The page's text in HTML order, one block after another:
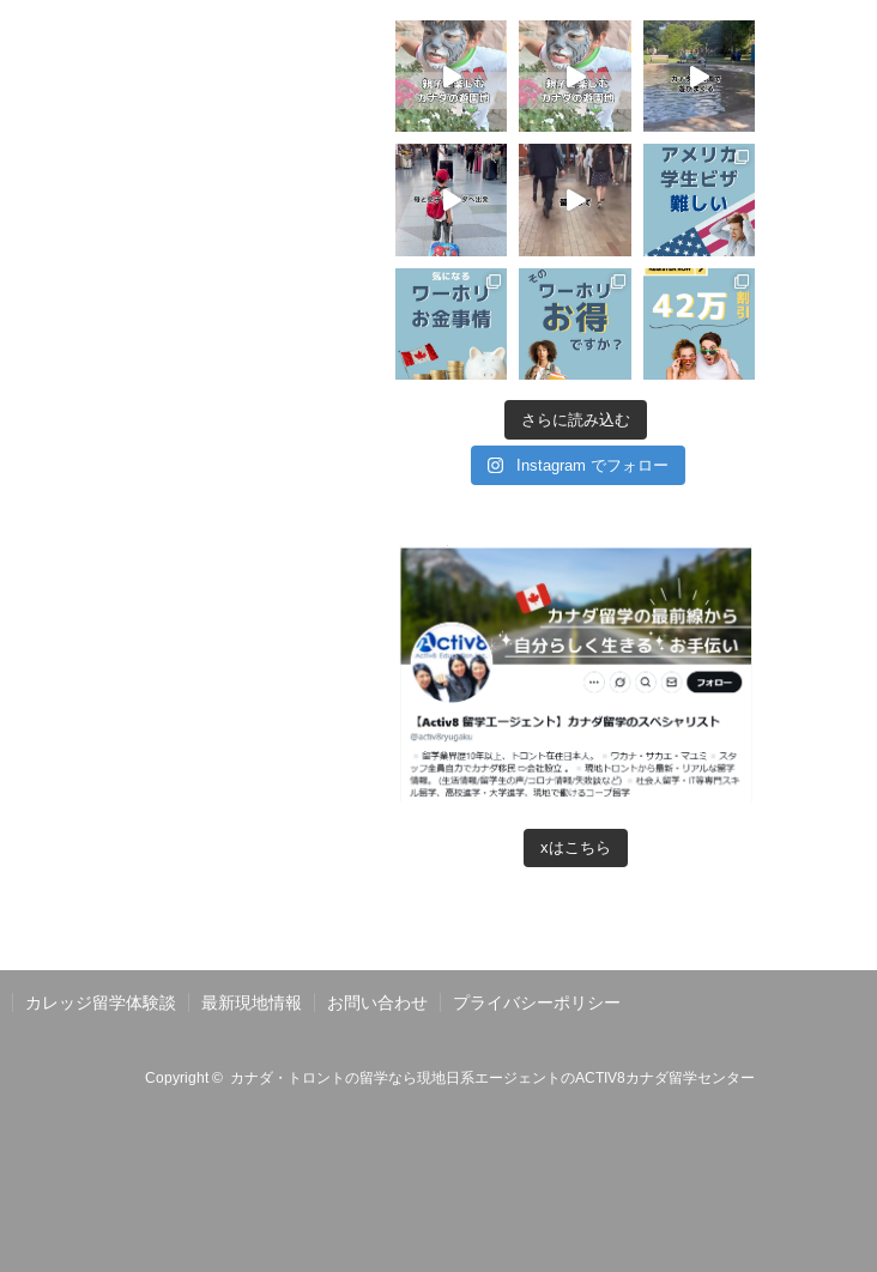
さらに読み込む
Instagram でフォロー
xはこちら
カレッジ留学体験談 最新現地情報 お問い合わせ プライバシーポリシー
Copyright © カナダ・トロントの留学なら現地日系エージェントのACTIV8カナダ留学センター